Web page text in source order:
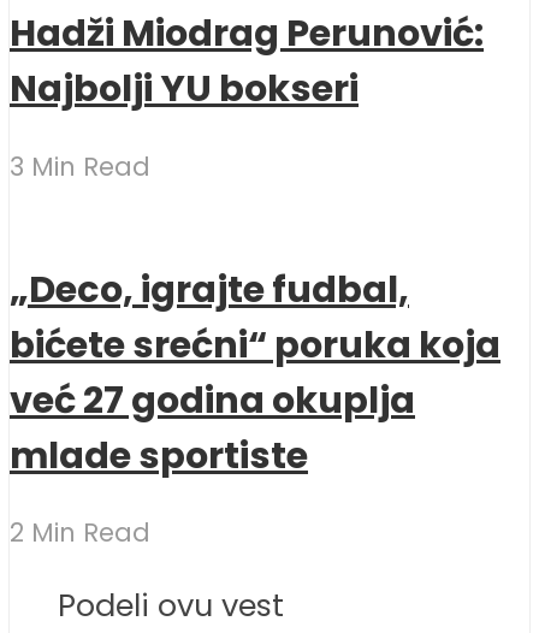
Hadži Miodrag Perunović:
Najbolji YU bokseri
3 Min Read
„Deco, igrajte fudbal,
bićete srećni“ poruka koja
već 27 godina okuplja
mlade sportiste
2 Min Read
Podeli ovu vest